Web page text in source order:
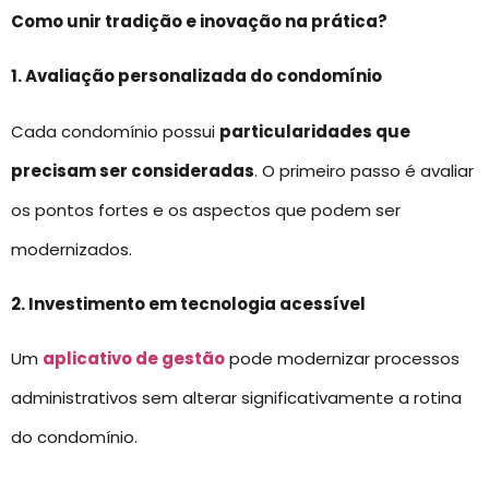
Como unir tradição e inovação na prática?
1. Avaliação personalizada do condomínio
Cada condomínio possui particularidades que
precisam ser consideradas. O primeiro passo é avaliar
os pontos fortes e os aspectos que podem ser
modernizados.
2. Investimento em tecnologia acessível
Um aplicativo de gestãopode modernizar processos
administrativos sem alterar significativamente a rotina
do condomínio.